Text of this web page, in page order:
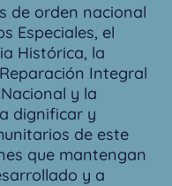
de orden nacional
Especiales, el
Histórica, la
Integral
y la
dignificar y
de este
que mantengan
y a